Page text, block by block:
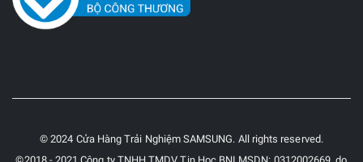
© 2024 Cửa Hàng Trải Nghiệm SAMSUNG. All rights reserved.